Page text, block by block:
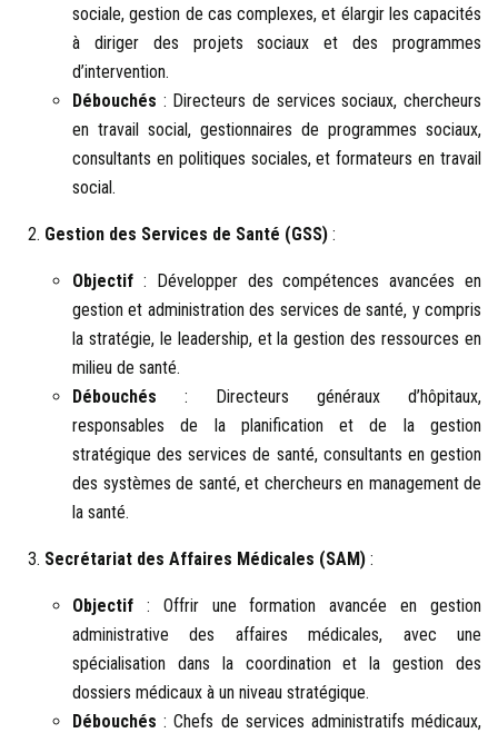
sociale, gestion de cas complexes, et élargir les capacités
à diriger des projets sociaux et des programmes
d’intervention.
Débouchés : Directeurs de services sociaux, chercheurs
en travail social, gestionnaires de programmes sociaux,
consultants en politiques sociales, et formateurs en travail
social.
Gestion des Services de Santé (GSS) :
Objectif : Développer des compétences avancées en
gestion et administration des services de santé, y compris
la stratégie, le leadership, et la gestion des ressources en
milieu de santé.
Débouchés : Directeurs généraux d’hôpitaux,
responsables de la planification et de la gestion
stratégique des services de santé, consultants en gestion
des systèmes de santé, et chercheurs en management de
la santé.
Secrétariat des Affaires Médicales (SAM) :
Objectif : Offrir une formation avancée en gestion
administrative des affaires médicales, avec une
spécialisation dans la coordination et la gestion des
dossiers médicaux à un niveau stratégique.
Débouchés : Chefs de services administratifs médicaux,